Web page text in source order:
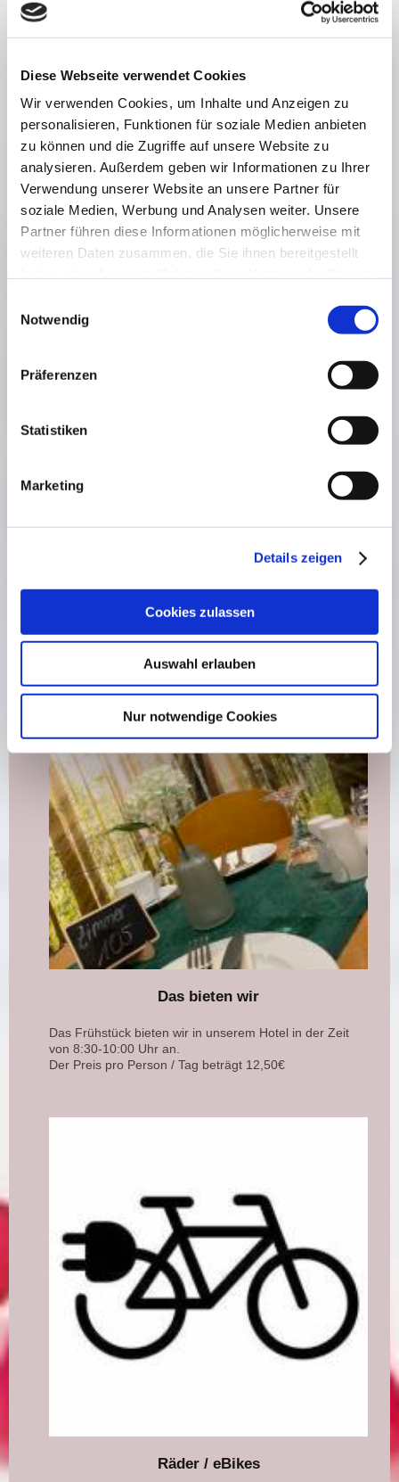
Diese Webseite verwendet Cookies
Wir verwenden Cookies, um Inhalte und Anzeigen zu
personalisieren, Funktionen für soziale Medien anbieten
zu können und die Zugriffe auf unsere Website zu
analysieren. Außerdem geben wir Informationen zu Ihrer
Verwendung unserer Website an unsere Partner für
soziale Medien, Werbung und Analysen weiter. Unsere
Partner führen diese Informationen möglicherweise mit
weiteren Daten zusammen, die Sie ihnen bereitgestellt
Notwendig
Präferenzen
Statistiken
Marketing
Details zeigen
Cookies zulassen
Auswahl erlauben
Nur notwendige Cookies
Fahrradtouristen, Biker oder Wochenendtouristen, unser
Haus erweist sich als ein idealer Start- bzw. Zielpunkt für
Ausflüge im Rheingau. Zahlreiche Festivitäten und
Events locken alljährlich Besucher in unsere schöne
Weinregion.
Doppelzimmer, die zum Teil auch einzeln genutzt
Das bieten wir
Das Frühstück bieten wir in unserem Hotel in der Zeit
von 8:30-10:00 Uhr an.
Der Preis pro Person / Tag beträgt 12,50€
Räder / eBikes